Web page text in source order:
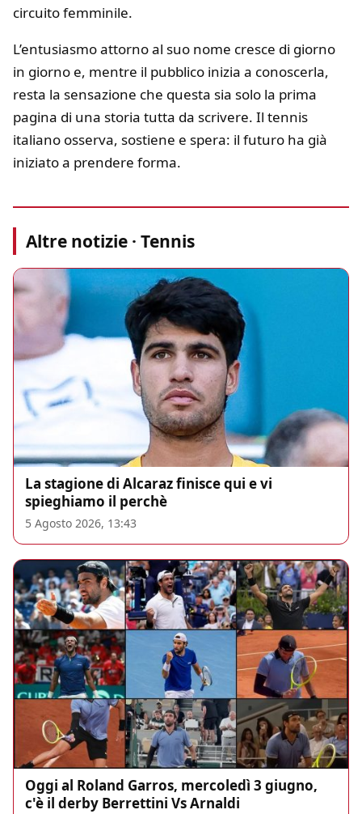
circuito femminile.
L’entusiasmo attorno al suo nome cresce di giorno
in giorno e, mentre il pubblico inizia a conoscerla,
resta la sensazione che questa sia solo la prima
pagina di una storia tutta da scrivere. Il tennis
italiano osserva, sostiene e spera: il futuro ha già
iniziato a prendere forma.
Altre notizie · Tennis
La stagione di Alcaraz finisce qui e vi
spieghiamo il perchè
5 Agosto 2026, 13:43
Oggi al Roland Garros, mercoledì 3 giugno,
c'è il derby Berrettini Vs Arnaldi